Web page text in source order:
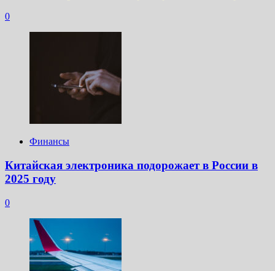
0
Финансы
Китайская электроника подорожает в России в
2025 году
0